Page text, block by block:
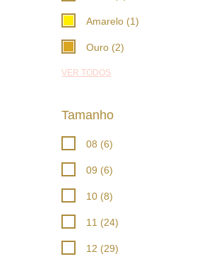
Amarelo (1)
Ouro (2)
VER TODOS
Tamanho
08 (6)
09 (6)
10 (8)
11 (24)
12 (29)